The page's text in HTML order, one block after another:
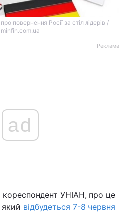
повернення Росії за стіл лідерів /
minfin.com.ua
Реклама
ad
УНІАН, про це
який відбудеться 7-8 червня